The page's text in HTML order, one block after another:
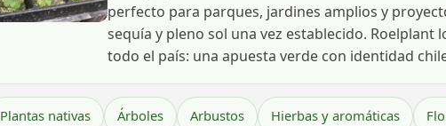
perfecto para parques, jardines amplios y
sequía y pleno sol una vez establecido. Roelplant
todo el país: una apuesta verde con identidad
Plantas nativas Árboles Arbustos Hierbas y aromáticas